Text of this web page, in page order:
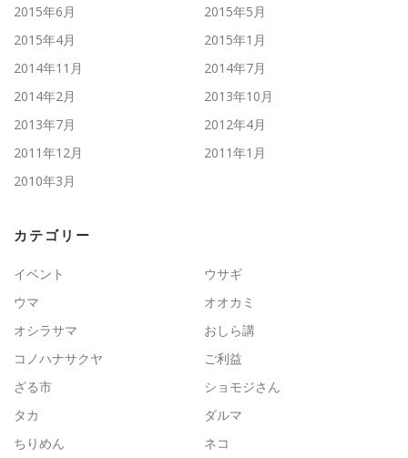
2015年6月
2015年5月
2015年4月
2015年1月
2014年11月
2014年7月
2014年2月
2013年10月
2013年7月
2012年4月
2011年12月
2011年1月
2010年3月
カテゴリー
イベント
ウサギ
ウマ
オオカミ
オシラサマ
おしら講
コノハナサクヤ
ご利益
ざる市
ショモジさん
タカ
ダルマ
ちりめん
ネコ